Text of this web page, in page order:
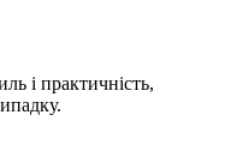
і практичність,